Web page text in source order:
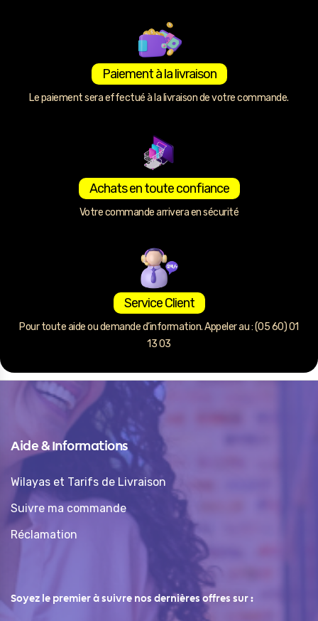
Paiement à la livraison
Le paiement sera effectué à la livraison de votre commande.
Achats en toute confiance
Votre commande arrivera en sécurité
Service Client
Pour toute aide ou demande d’information. Appeler au : (05 60) 01
13 03
Aide & Informations
Wilayas et Tarifs de Livraison
Suivre ma commande
Réclamation
Soyez le premier à suivre nos dernières offres sur :